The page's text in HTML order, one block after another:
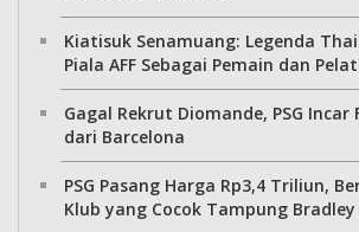
Kiatisuk Senamuang: Legenda
Piala AFF Sebagai Pemain dan
Gagal Rekrut Diomande, PSG Incar
dari Barcelona
PSG Pasang Harga Rp3,4 Triliun,
Klub yang Cocok Tampung